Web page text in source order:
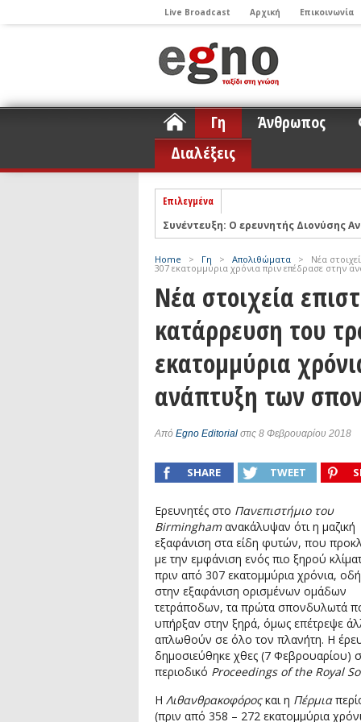
Live Broadcast Αρχική Επικοινωνία
Γη Άνθρωπος
Διαλέξεις
Επιλεγμένα
Συνέντευξη: Ο ερευνητής Διονύσης
ΝΕLIOTA: Το ερευνητικό
Σελήνη
Podcast: Συζήτηση με τον καθηγητή
Podcast: Ο Διονύσης Σιμόπουλος
Άρθρο με αφορμή το Nobel Φυσικής
Συνέντευξη: Το ελληνικό
Συνέντευξη: Ο ερευνητής
Συνέντευξη: Συζητώντας με τον
podcast: Τι είναι τα Βαρυτικά
podcast: Αναζητώντας τα Βαρυτικά
Home > Γη > Απολιθώματα > Νέα
307 εκατομμύρια χρόνια πριν επέδρασε στην
Νέα στοιχεία
κατάρρευση του
εκατομμύρια
ανάπτυξη των
Από Egno Editorial στις 8 Φεβρουαρίου 2018
SHARE TWEET
Ερευνητές στο Πανεπιστήμιο του
Birminghamανακάλυψαν ότι η μαζική
εξαφάνιση στα είδη φυτών, που
με την εμφάνιση ενός πιο ξηρού
πριν από 307 εκατομμύρια χρόνια,
στην εξαφάνιση ορισμένων ομάδων
τετράποδων, τα πρώτα σπονδυλωτά
υπήρξαν στην ξηρά, όμως επέτρεψε
απλωθούν σε όλο τον πλανήτη. Η
δημοσιεύθηκε χθες (7 Φεβρουαρίου)
περιοδικό Proceedings of the Royal
Η Λιθανθρακοφόροςκαι η Πέρμια
(πριν από 358 – 272 εκατομμύρια